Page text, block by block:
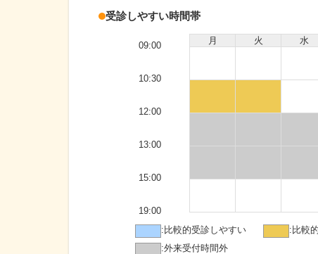
受診しやすい時間帯
月 火 水
09:00
10:30
12:00
13:00
15:00
19:00
: 比較的受診しやすい : 比較
:外来受付時間外